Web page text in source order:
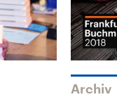
Archiv